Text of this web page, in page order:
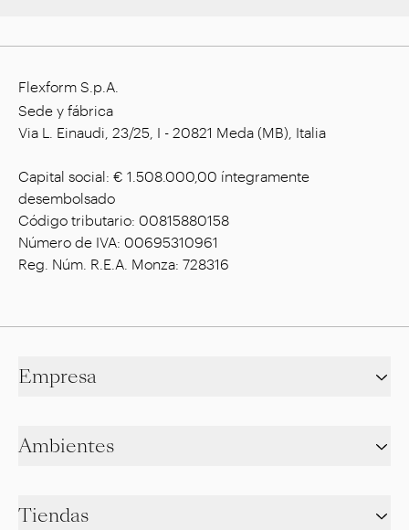
Flexform S.p.A.
Sede y fábrica
Via L. Einaudi, 23/25, I - 20821 Meda (MB), Italia
Capital social: € 1.508.000,00 íntegramente
desembolsado
Código tributario: 00815880158
Número de IVA: 00695310961
Reg. Núm. R.E.A. Monza: 728316
Empresa
Ambientes
Tiendas